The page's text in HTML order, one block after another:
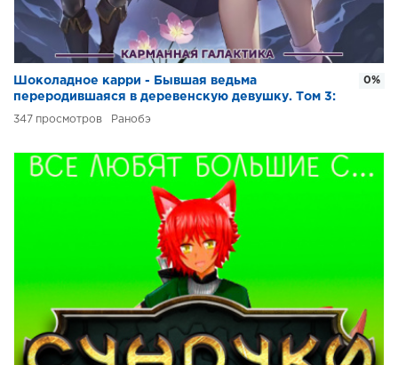
Шоколадное карри - Бывшая ведьма
переродившаяся в деревенскую девушку. Том 3:
Королевская магическая академия
347 Ранобэ
0%